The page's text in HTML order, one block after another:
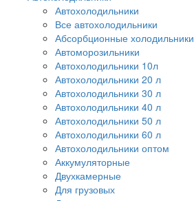
Автохолодильники
Все автохолодильники
Абсорбционные холодильники
Автоморозильники
Автохолодильники 10л
Автохолодильники 20 л
Автохолодильники 30 л
Автохолодильники 40 л
Автохолодильники 50 л
Автохолодильники 60 л
Автохолодильники оптом
Аккумуляторные
Двухкамерные
Для грузовых